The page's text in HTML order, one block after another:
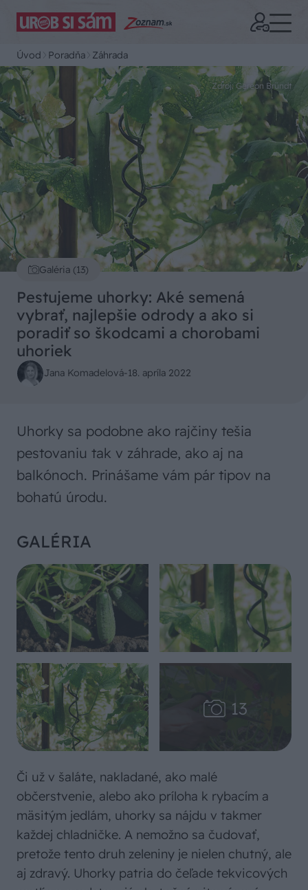
Úvod Poradňa Záhrada
Galéria (13)
Zdroj: Gereon Bründt
Pestujeme uhorky: Aké semená
vybrať, najlepšie odrody a ako si
poradiť so škodcami a chorobami
uhoriek
Jana Komadelová-18. apríla 2022
Uhorky sa podobne ako rajčiny tešia
pestovaniu tak v záhrade, ako aj na
balkónoch. Prinášame vám pár tipov na
bohatú úrodu.
GALÉRIA
Či už v šaláte, nakladané, ako malé
občerstvenie, alebo ako príloha k rybacím a
mäsitým jedlám, uhorky sa nájdu v takmer
každej chladničke. A nemožno sa čudovať,
pretože tento druh zeleniny je nielen chutný, ale
aj zdravý. Uhorky patria do čeľade tekvicových